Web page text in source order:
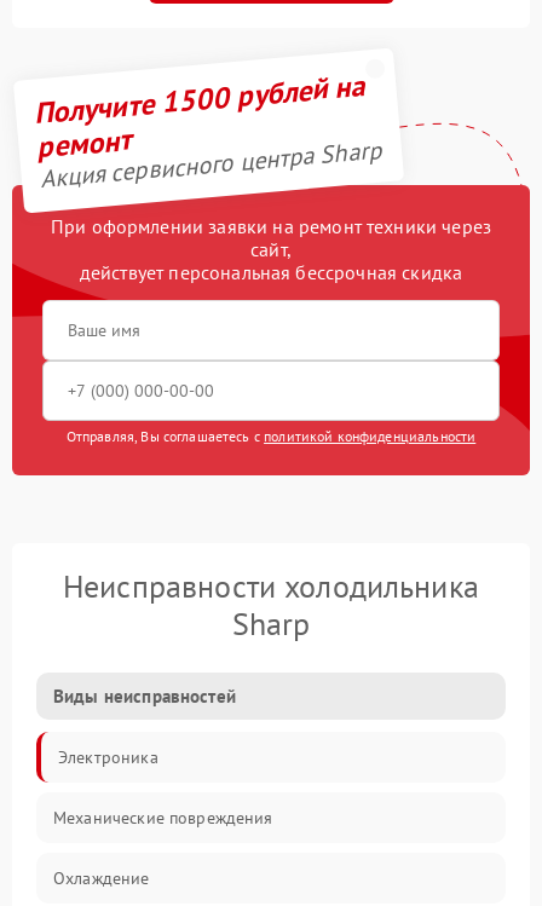
Получите 1500 рублей на
ремонт
Акция сервисного центра Sharp
При оформлении заявки на ремонт техники через
сайт,
действует персональная бессрочная скидка
Отправляя, Вы соглашаетесь с политикой конфиденциальности
Неисправности холодильника
Sharp
Виды неисправностей
Электроника
Механические повреждения
Охлаждение